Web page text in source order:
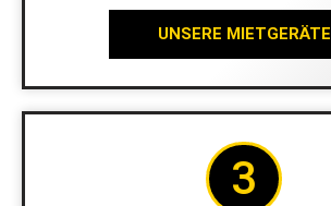
UNSERE MIETGERÄTE
3